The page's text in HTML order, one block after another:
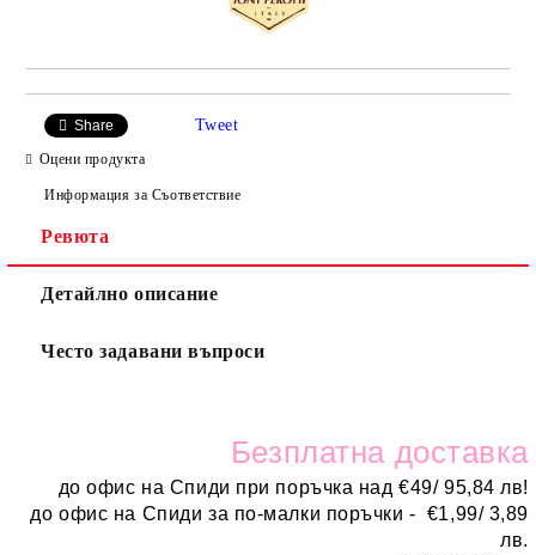
Share Tweet
Оцени продукта
Информация за Съответствие
Ревюта
Детайлно описание
Често задавани въпроси
Безплатна доставка
до офис на Спиди при поръчка над€49/ 95,84 лв!
до офис на Спиди за по-малки поръчки - €1,99/ 3,89
лв.